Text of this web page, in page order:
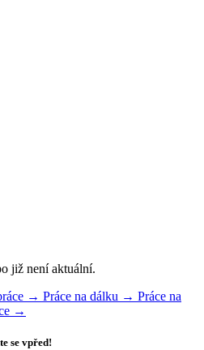
již není aktuální.
→ Práce na dálku → Práce na
→
se vpřed!